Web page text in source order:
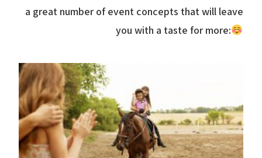
a great number of event concepts that will leave
you with a taste for more: